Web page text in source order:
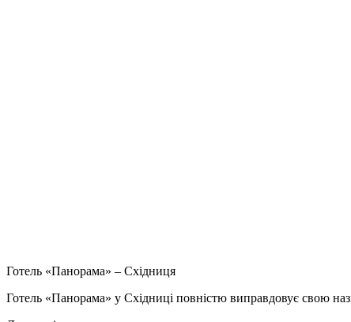
Готель «Панорама» – Східниця
Готель «Панорама» у Східниці повністю виправдовує свою